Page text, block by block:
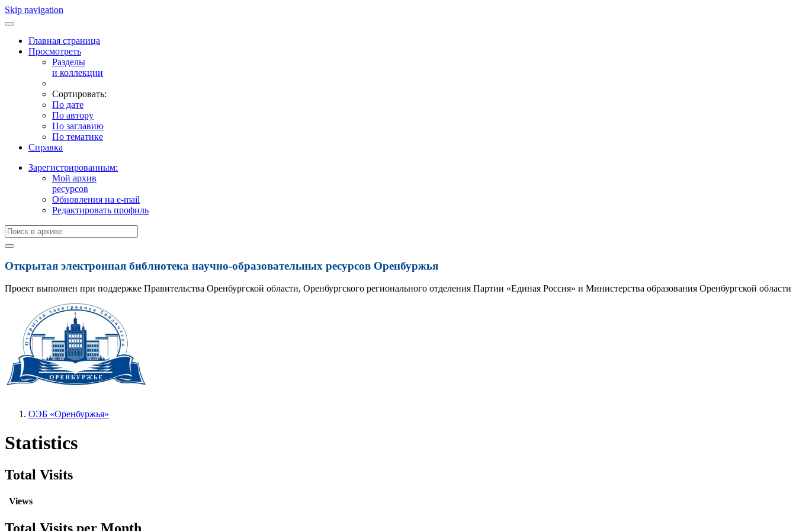
Skip navigation
Главная страница
Просмотреть
Разделы
и коллекции
Сортировать:
По дате
По автору
По заглавию
По тематике
Справка
Зарегистрированным:
Мой архив
ресурсов
Обновления на e-mail
Редактировать профиль
Открытая электронная библиотека научно-образовательных ресурсов Оренбуржья
Проект выполнен при поддержке Правительства Оренбургской области, Оренбургского регионального отделения Партии «Единая Россия» и Министерства образования Оренбургской области
ОЭБ «Оренбуржья»
Statistics
Total Visits
Views